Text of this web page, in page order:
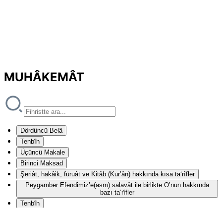
MUHÂKEMÂT
Dördüncü Belâ
Tenbîh
Üçüncü Makale
Birinci Maksad
Şeriât, hakâik, füruât ve Kitâb (Kur’ân) hakkında kısa ta‘rîfler
Peygamber Efendimiz’e(asm) salavât ile birlikte O’nun hakkında
bazı ta‘rîfler
Tenbîh